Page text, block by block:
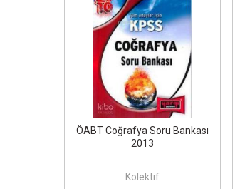
ÖABT Coğrafya Soru Bankası
2013
Kolektif